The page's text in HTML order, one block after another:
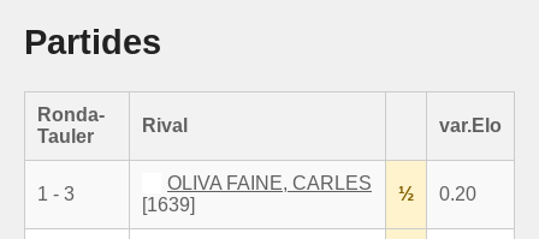
Partides
Ronda-
Tauler
Rival var.Elo
1 - 3
OLIVA FAINE, CARLES
[1639]
½ 0.20